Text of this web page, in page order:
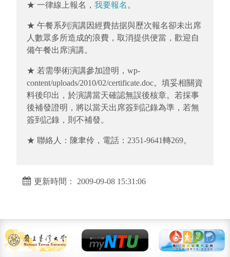
★ 一律線上報名， 我要報名 。
★ 午餐系列演講因經費拮据與歷次報名卻未出席
人數眾多所造成的浪費，取消提供便當，歡迎自
備午餐出席演講。
★ 若需學術演講參加證明，wp-
content/uploads/2010/02/certificate.doc。填妥相關資
料後印出，於演講當天確認無誤後核章。若採事
後補發證明，將以當天出席簽到記錄為準，若無
簽到記錄，則不補發。
★ 聯絡人：陳聿伶，電話：2351-9641轉269。
更新時間： 2009-09-08 15:31:06